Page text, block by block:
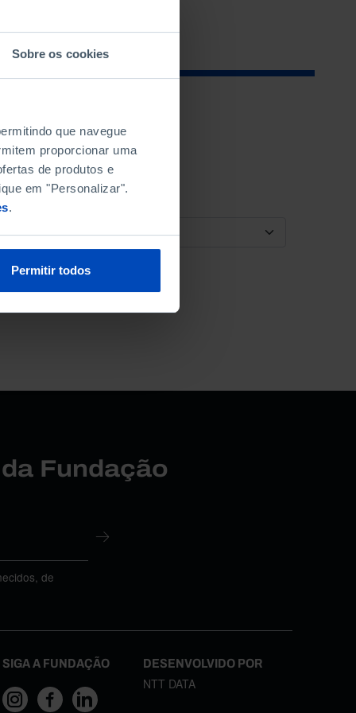
Sobre os cookies
que navegue
proporcionar uma
de produtos e
em "Personalizar".
.
Permitir todos
ORDENAR POR
Fundação
de
SIGA A FUNDAÇÃO DESENVOLVIDO POR
NTT DATA